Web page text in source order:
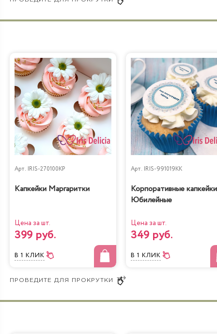
Йогуртовый с
Чизкейк
Лимонно-Маковый
Кейк
Жареный шоколад-
Сказка Тирамису
Арт. IRIS-270100KP
Капкейки Маргаритки
Цена за шт.
399 руб.
В 1 КЛИК
Арт. IRIS-991019KK
Корпоративные капкейки
Юбилейные
Цена за шт.
349 руб.
В 1 КЛИК